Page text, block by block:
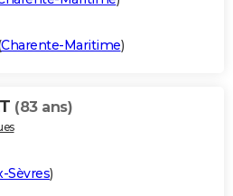
Charente-Maritime)
(83 ans)
Sèvres)